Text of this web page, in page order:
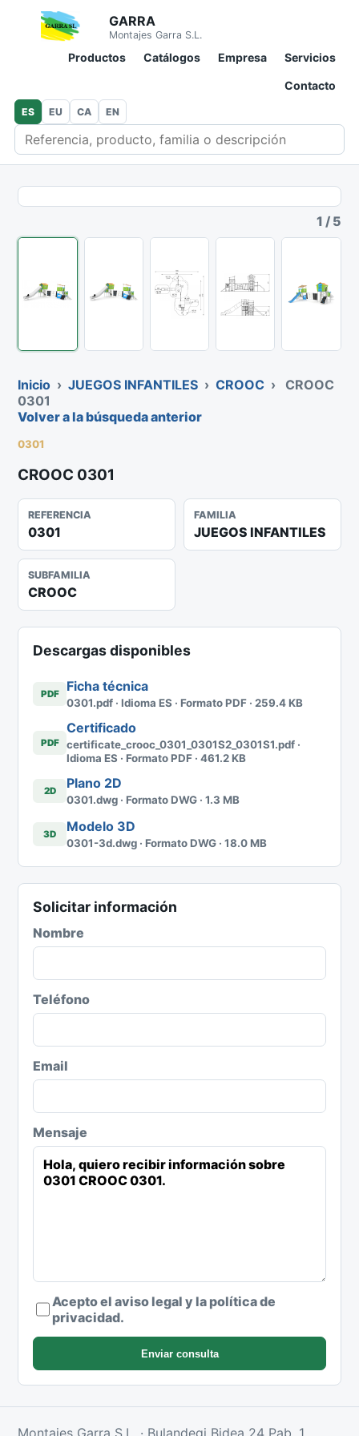
GARRA
Montajes Garra S.L.
Productos Catálogos Empresa Servicios
Contacto
Buscar en catálogo
ES EU CA EN
1 / 5
Inicio › JUEGOS INFANTILES › CROOC ›
CROOC
0301
Volver a la búsqueda anterior
0301
CROOC 0301
REFERENCIA
0301
FAMILIA
JUEGOS INFANTILES
SUBFAMILIA
CROOC
Descargas disponibles
PDF Ficha técnica
0301.pdf · Idioma ES · Formato PDF · 259.4 KB
PDF
Certificado
certificate_crooc_0301_0301S2_0301S1.pdf ·
Idioma ES · Formato PDF · 461.2 KB
2D Plano 2D
0301.dwg · Formato DWG · 1.3 MB
3D Modelo 3D
0301-3d.dwg · Formato DWG · 18.0 MB
Solicitar información
Nombre
Teléfono
Email
Mensaje
Acepto el aviso legal y la política de
privacidad.
Enviar consulta